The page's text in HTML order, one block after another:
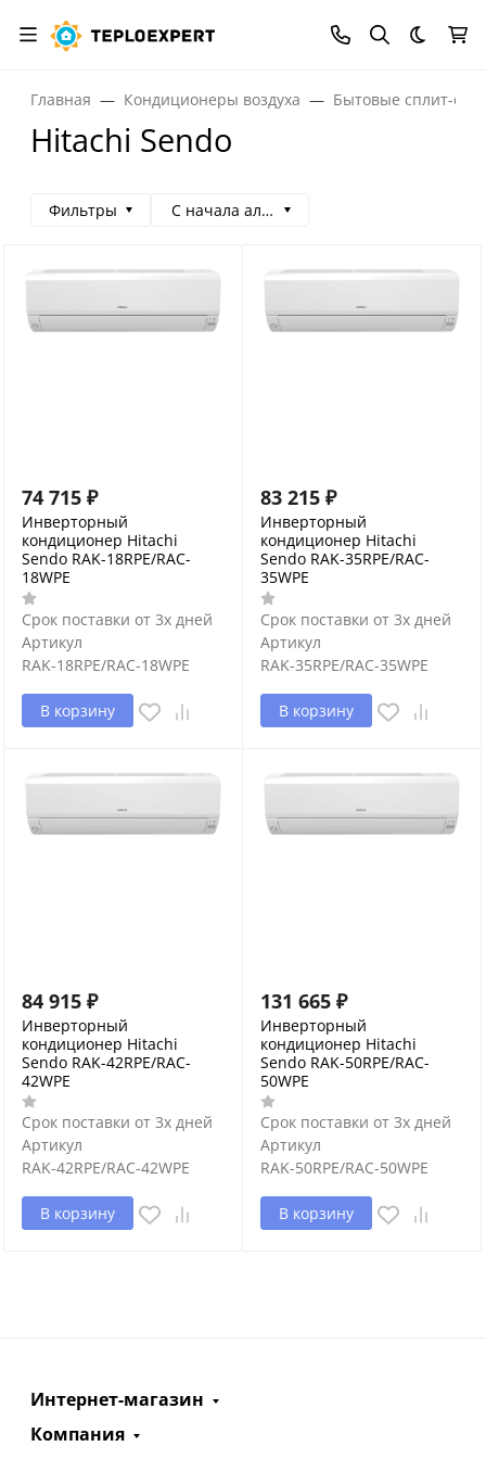
Темная
Главная Кондиционеры воздуха Бытовые сплит-
Hitachi Sendo
Фильтры С начала алфавита
74 715 ₽
Инверторный
кондиционер Hitachi
Sendo RAK-18RPE/RAC-
18WPE
Срок поставки от 3х дней
Артикул
RAK-18RPE/RAC-18WPE
В корзину
83 215 ₽
Инверторный
кондиционер Hitachi
Sendo RAK-35RPE/RAC-
35WPE
Срок поставки от 3х дней
Артикул
RAK-35RPE/RAC-35WPE
В корзину
84 915 ₽
Инверторный
кондиционер Hitachi
Sendo RAK-42RPE/RAC-
42WPE
Срок поставки от 3х дней
Артикул
RAK-42RPE/RAC-42WPE
В корзину
131 665 ₽
Инверторный
кондиционер Hitachi
Sendo RAK-50RPE/RAC-
50WPE
Срок поставки от 3х дней
Артикул
RAK-50RPE/RAC-50WPE
В корзину
Интернет-магазин
Компания